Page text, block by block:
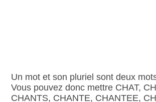
Un mot et son pluriel sont deux
Vous pouvez donc mettre CHAT,
CHANTS, CHANTE, CHANTEE,